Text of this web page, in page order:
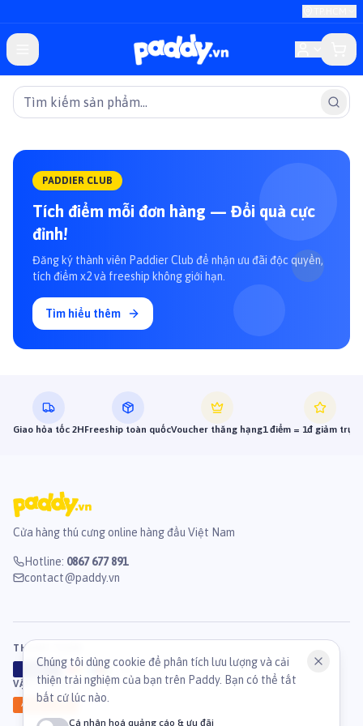
PADDIER CLUB
Tích điểm mỗi đơn hàng — Đổi quà cực
đỉnh!
Đăng ký thành viên Paddier Club để nhận ưu đãi độc quyền,
tích điểm x2 và freeship không giới hạn.
Tìm hiểu thêm
Giao hỏa tốc 2HFreeship toàn quốcVoucher thăng hạng1 điểm = 1đ giảm trực
Cửa hàng thú cưng online hàng đầu Việt Nam
Hotline: 0867 677 891
contact@paddy.vn
THANH TOÁN
B
VẬN CHUYỂN
Ahamove
Chúng tôi dùng cookie để phân tích lưu lượng và cải
thiện trải nghiệm của bạn trên Paddy. Bạn có thể tắt
bất cứ lúc nào.
Cá nhân hoá quảng cáo & ưu đãi